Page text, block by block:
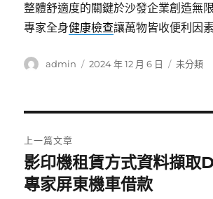
整體舒適度的關鍵於沙發企業創造無
專家全身健康檢查讓萬物皆收便利因
作
admin
發
2024 年 12 月 6 日
分
未分類
章
導
上一篇文章
上
一
影印機租賃方式資料擷取
專家屏東機車借款